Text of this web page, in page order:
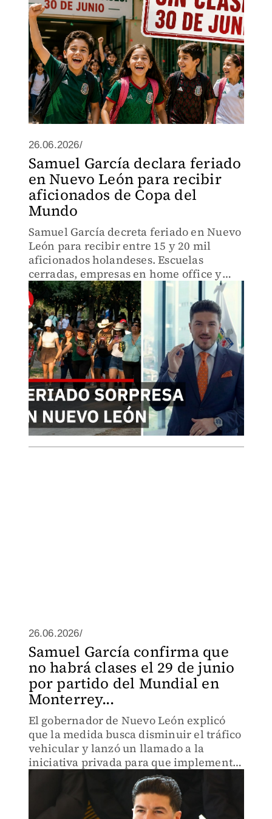
26.06.2026/
Samuel García declara feriado
en Nuevo León para recibir
aficionados de Copa del
Mundo
Samuel García decreta feriado en Nuevo
León para recibir entre 15 y 20 mil
aficionados holandeses. Escuelas
cerradas, empresas en home office y
solo áreas esenciales operando. ¿Qué
impacto tendrá esta medida en la
economía estatal?
26.06.2026/
Samuel García confirma que
no habrá clases el 29 de junio
por partido del Mundial en
Monterrey...
El gobernador de Nuevo León explicó
que la medida busca disminuir el tráfico
vehicular y lanzó un llamado a la
iniciativa privada para que implemente